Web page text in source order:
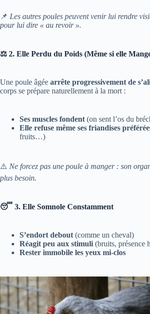
📌 Les autres poules peuvent venir lui rendre
pour lui dire « au revoir ».
⚖️ 2. Elle Perdu du Poids (Même si elle
Une poule âgée arrête progressivement de
corps se prépare naturellement à la mort :
Ses muscles fondent (on sent l’os du
Elle refuse même ses friandises
fruits…)
⚠️ Ne forcez pas une poule à manger : son
plus besoin.
😴 3. Elle Somnole Constamment
S’endort debout (comme un cheval)
Réagit peu aux stimuli (bruits, présence
Rester immobile les yeux mi-clos